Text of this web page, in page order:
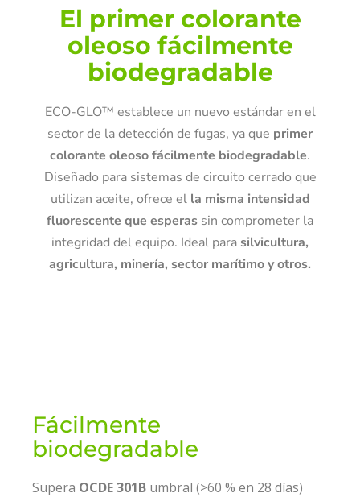
El primer colorante
oleoso fácilmente
biodegradable
ECO-GLO™ establece un nuevo estándar en el
sector de la detección de fugas, ya que primer
colorante oleoso fácilmente biodegradable.
Diseñado para sistemas de circuito cerrado que
utilizan aceite, ofrece el la misma intensidad
fluorescente que esperas sin comprometer la
integridad del equipo. Ideal para silvicultura,
agricultura, minería, sector marítimo y otros.
Fácilmente
biodegradable
Supera OCDE 301B umbral (>60 % en 28 días)